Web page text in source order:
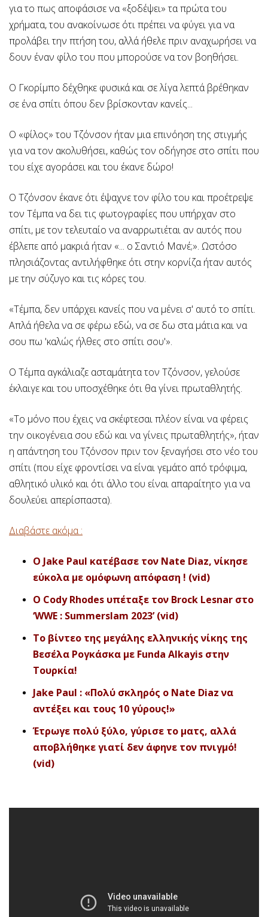
για το πως αποφάσισε να «ξοδέψει» τα πρώτα του
χρήματα, του ανακοίνωσε ότι πρέπει να φύγει για να
προλάβει την πτήση του, αλλά ήθελε πριν αναχωρήσει να
δουν έναν φίλο του που μπορούσε να τον βοηθήσει.
Ο Γκορίμπο δέχθηκε φυσικά και σε λίγα λεπτά βρέθηκαν
σε ένα σπίτι όπου δεν βρίσκονταν κανείς...
Ο «φίλος» του Τζόνσον ήταν μια επινόηση της στιγμής
για να τον ακολυθήσει, καθώς τον οδήγησε στο σπίτι που
του είχε αγοράσει και του έκανε δώρο!
Ο Τζόνσον έκανε ότι έψαχνε τον φίλο του και προέτρεψε
τον Τέμπα να δει τις φωτογραφίες που υπήρχαν στο
σπίτι, με τον τελευταίο να αναρρωτιέται αν αυτός που
έβλεπε από μακριά ήταν «... ο Σαντιό Μανέ;». Ωστόσο
πλησιάζοντας αντιλήφθηκε ότι στην κορνίζα ήταν αυτός
με την σύζυγο και τις κόρες του.
«Τέμπα, δεν υπάρχει κανείς που να μένει σ' αυτό το σπίτι.
Απλά ήθελα να σε φέρω εδώ, να σε δω στα μάτια και να
σου πω 'καλώς ήλθες στο σπίτι σου'».
Ο Τέμπα αγκάλιαζε ασταμάτητα τον Τζόνσον, γελούσε
έκλαιγε και του υποσχέθηκε ότι θα γίνει πρωταθλητής.
«Το μόνο που έχεις να σκέφτεσαι πλέον είναι να φέρεις
την οικογένεια σου εδώ και να γίνεις πρωταθλητής», ήταν
η απάντηση του Τζόνσον πριν τον ξεναγήσει στο νέο του
σπίτι (που είχε φροντίσει να είναι γεμάτο από τρόφιμα,
αθλητικό υλικό και ότι άλλο του είναι απαραίτητο για να
δουλεύει απερίσπαστα).
Διαβάστε ακόμα :
O Jake Paul κατέβασε τον Nate Diaz, νίκησε
εύκολα με ομόφωνη απόφαση ! (vid)
O Cody Rhodes υπέταξε τον Brock Lesnar στο
‘WWE : Summerslam 2023’ (vid)
Το βίντεο της μεγάλης ελληνικής νίκης της
Βεσέλα Ρογκάσκα με Funda Alkayis στην
Τουρκία!
Jake Paul : «Πολύ σκληρός ο Nate Diaz να
αντέξει και τους 10 γύρους!»
Έτρωγε πολύ ξύλο, γύρισε το ματς, αλλά
αποβλήθηκε γιατί δεν άφηνε τον πνιγμό!
(vid)